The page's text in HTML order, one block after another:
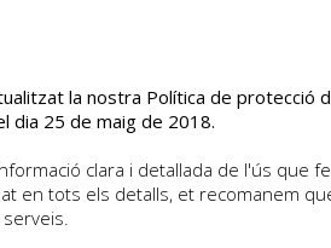
CENTRE CURSOS ACTIVITATS
la nostra Política de
dia 25 de maig de 2018.
clara i detallada de l'ús
en tots els detalls, et recomanem